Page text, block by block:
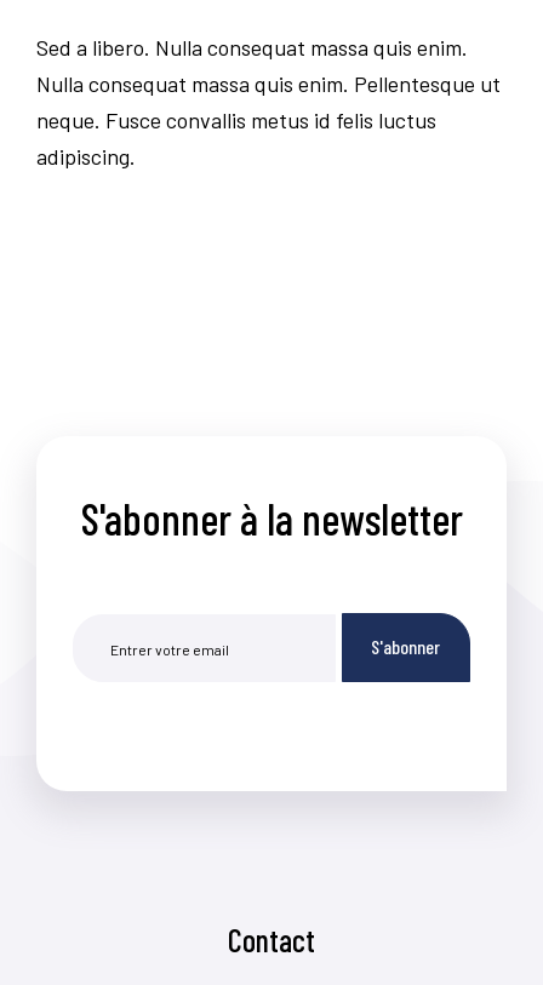
Sed a libero. Nulla consequat massa quis enim.
Nulla consequat massa quis enim. Pellentesque ut
neque. Fusce convallis metus id felis luctus
adipiscing.
S'abonner à la newsletter
S'abonner
Contact